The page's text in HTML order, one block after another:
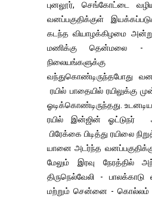
புனலூர், செங்கோட்டை
வனப்பகுதிக்குள்
கடந்த வியாழக்கிழமை
மணிக்கு தென்மலை
வந்துகொண்டிருந்தபோது
ரயில் பாதையில் ரயிலுக்கு
ஓடிக்கொண்டிருந்தது.
ரயில் இன்ஜின் ஓட்டுநர்
பிரேக்கை பிடித்து ரயிலை
யானை அடர்ந்த
மேலும் இரவு நேரத்தில்
திருநெல்வேலி -
மற்றும் சென்னை - கொல்லம்